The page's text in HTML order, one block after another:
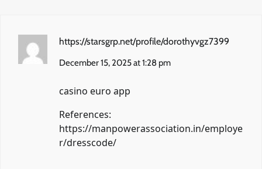
https://starsgrp.net/profile/dorothyvgz7399
December 15, 2025 at 1:28 pm
casino euro app
References:
https://manpowerassociation.in/employe
r/dresscode/